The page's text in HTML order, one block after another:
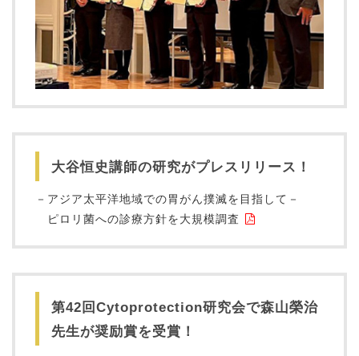
大谷恒史講師の研究がプレスリリース！
－アジア太平洋地域での胃がん撲滅を目指して－
ピロリ菌への診療方針を大規模調査
第42回Cytoprotection研究会で森山榮治
先生が奨励賞を受賞！